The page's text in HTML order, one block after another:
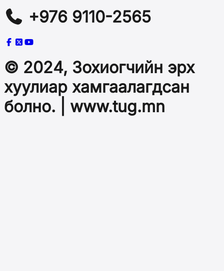
+976 9110-2565
© 2024, Зохиогчийн эрх
хуулиар хамгаалагдсан
болно. | www.tug.mn